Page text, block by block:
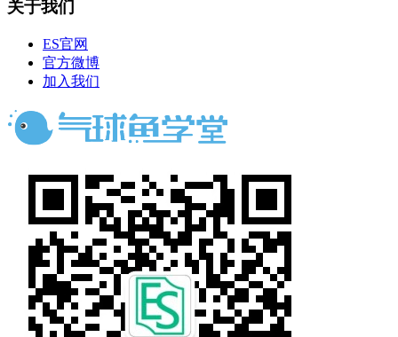
关于我们
ES官网
官方微博
加入我们